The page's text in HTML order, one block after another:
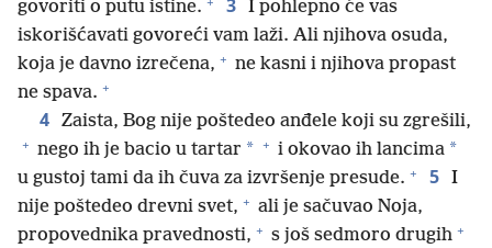
govoriti o putu istine.
3 I pohlepno će vas
iskorišćavati govoreći vam laži. Ali njihova osuda,
koja je davno izrečena, + ne kasni i njihova propast
ne spava. +
4 Zaista, Bog nije poštedeo anđele koji su zgrešili,
+ nego ih je bacio u tartar * + i okovao ih lancima *
u gustoj tami da ih čuva za izvršenje presude. + 5 I
nije poštedeo drevni svet, + ali je sačuvao Noja,
propovednika pravednosti, + s još sedmoro drugih +